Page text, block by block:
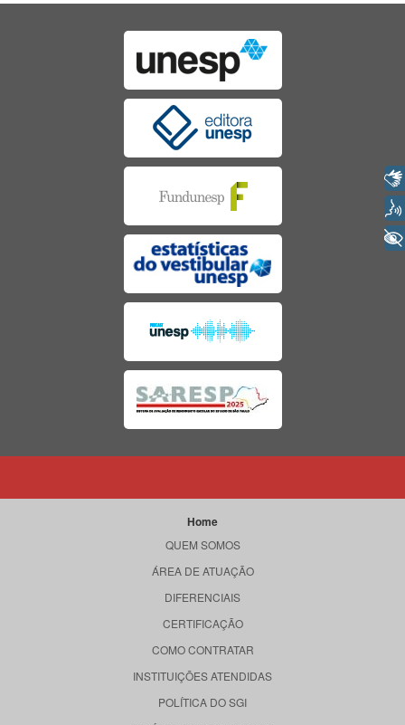
Home
QUEM SOMOS
ÁREA DE ATUAÇÃO
DIFERENCIAIS
CERTIFICAÇÃO
COMO CONTRATAR
INSTITUIÇÕES ATENDIDAS
POLÍTICA DO SGI
+ Acessibilidade